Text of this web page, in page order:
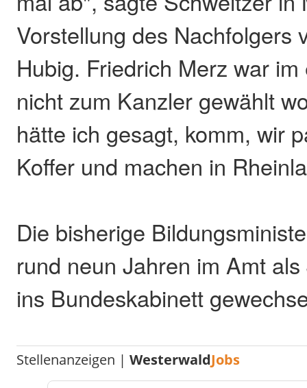
Vorstellung des Nachfolgers
Hubig. Friedrich Merz war
nicht zum Kanzler gewählt
hätte ich gesagt, komm, wir
Koffer und machen in
Die bisherige
rund neun Jahren im Amt
ins Bundeskabinett
Stellenanzeigen |WesterwaldJobs